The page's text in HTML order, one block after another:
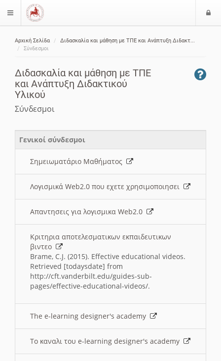
$langMenu
Αρχική Σελίδα
Διδασκαλία και μάθηση με ΤΠΕ και Ανάπτυξη Διδακτ...
Σύνδεσμοι
Διδασκαλία και μάθηση με ΤΠΕ
και Ανάπτυξη Διδακτικού
Υλικού
Σύνδεσμοι
Γενικοί σύνδεσμοι
Σημειωματάριο Μαθήματος
Λογισμικά Web2.0 που εχετε χρησιμοποιησει
Απαντησεις για λογισμικα Web2.0
Κριτηρια αποτελεσματικων εκπαιδευτικων
βιντεο
Brame, C.J. (2015). Effective educational videos.
Retrieved [todaysdate] from
http://cft.vanderbilt.edu/guides-sub-
pages/effective-educational-videos/.
The e-learning designer's academy
Το καναλι του e-learning designer's academy